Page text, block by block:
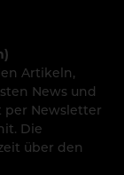
Artikeln,
News und
per Newsletter
Die
über den